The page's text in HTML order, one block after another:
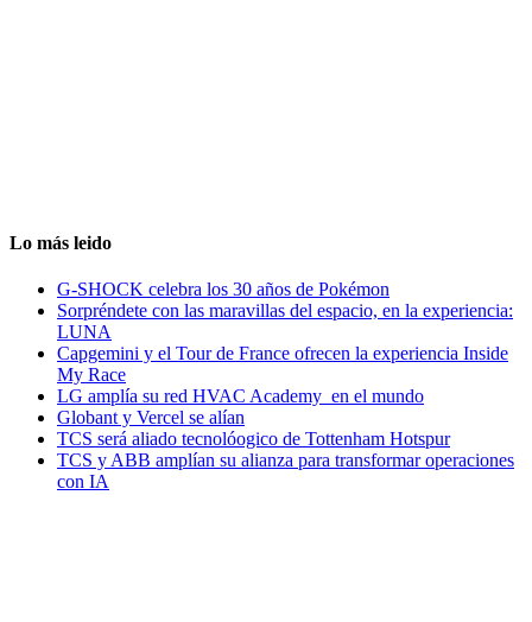
Lo más leido
G-SHOCK celebra los 30 años de Pokémon
Sorpréndete con las maravillas del espacio, en la experiencia:
LUNA
Capgemini y el Tour de France ofrecen la experiencia Inside
My Race
LG amplía su red HVAC Academy en el mundo
Globant y Vercel se alían
TCS será aliado tecnolóogico de Tottenham Hotspur
TCS y ABB amplían su alianza para transformar operaciones
con IA